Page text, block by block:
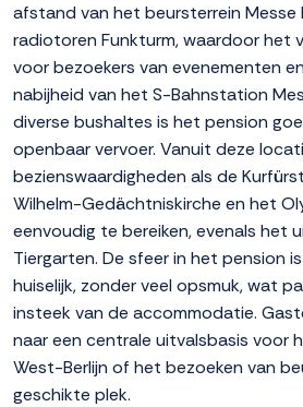
afstand van het beursterrein Messe
radiotoren Funkturm, waardoor het
voor bezoekers van evenementen
nabijheid van het S-Bahnstation
diverse bushaltes is het pension
openbaar vervoer. Vanuit deze
bezienswaardigheden als de
Wilhelm-Gedächtniskirche en het
eenvoudig te bereiken, evenals het
Tiergarten. De sfeer in het pension
huiselijk, zonder veel opsmuk, wat
insteek van de accommodatie.
naar een centrale uitvalsbasis voor
West-Berlijn of het bezoeken van
geschikte plek.